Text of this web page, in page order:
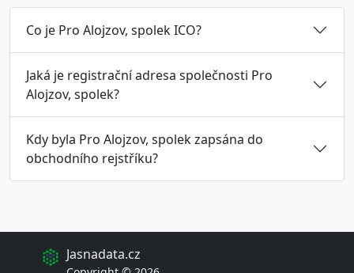
Co je Pro Alojzov, spolek ICO?
Jaká je registrační adresa společnosti Pro
Alojzov, spolek?
Kdy byla Pro Alojzov, spolek zapsána do
obchodního rejstříku?
Jasnadata.cz